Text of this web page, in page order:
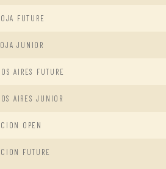
FUTURE
JUNIOR
AIRES FUTURE
AIRES JUNIOR
OPEN
FUTURE